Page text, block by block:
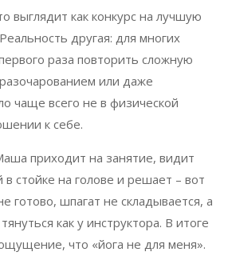
выглядит как конкурс на лучшую
другая: для многих
раза повторить сложную
или даже
чаще всего не в физической
к себе.
приходит на занятие, видит
в стойке на голове и решает – вот
готово, шпагат не складывается, а
как у инструктора. В итоге
что «йога не для меня».